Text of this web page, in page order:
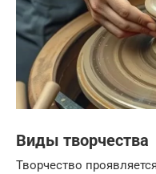
Виды творчества
Творчество